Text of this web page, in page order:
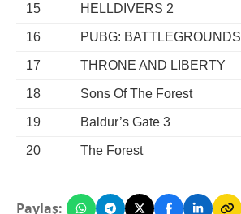
15 HELLDIVERS 2
16 PUBG: BATTLEGROUNDS
17 THRONE AND LIBERTY
18 Sons Of The Forest
19 Baldur’s Gate 3
20 The Forest
Paylaş: